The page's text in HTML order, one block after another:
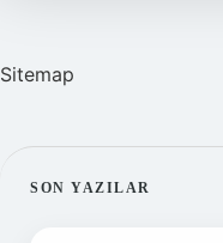
Sitemap
SIDEBAR
SON YAZILAR